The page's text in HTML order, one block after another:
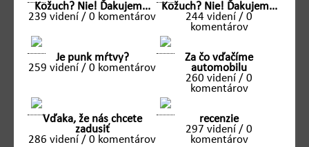
Kožuch? Nie! Ďakujem...
239 videní / 0 komentárov
Kožuch? Nie! Ďakujem...
244 videní / 0
komentárov
Je punk mŕtvy?
259 videní / 0 komentárov
Za čo vďačíme
automobilu
260 videní / 0
komentárov
Vďaka, že nás chcete
zadusiť
286 videní / 0 komentárov
recenzie
297 videní / 0
komentárov